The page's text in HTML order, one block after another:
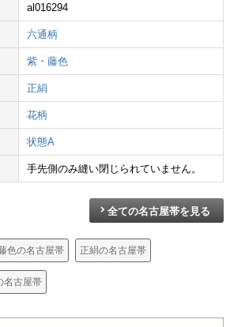
al016294
六通柄
紫・藤色
正絹
花柄
状態A
手先側のみ縫い閉じられていません。
全ての名古屋帯を見る
色の名古屋帯 正絹の名古屋帯
名古屋帯